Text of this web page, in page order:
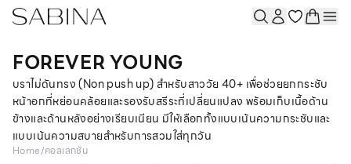
FOREVER YOUNG
บราไม่ดันทรง (Non push up) สำหรับสาววัย 40+ เพื่อช่วยยกกระชับ
หน้าอกที่หย่อนคล้อยและรองรับสรีระที่เปลี่ยนแปลง พร้อมเก็บเนื้อด้าน
ข้างและด้านหลังอย่างเรียบเนียน มีให้เลือกทั้งแบบเน้นความกระชับและ
แบบเน้นความสบายสำหรับการสวมใส่ทุกวัน
Home/คอลเลกชัน